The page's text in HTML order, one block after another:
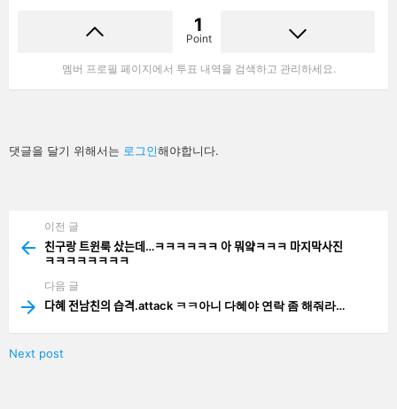
1
Point
멤버 프로필 페이지에서 투표 내역을 검색하고 관리하세요.
답
글
댓글을 달기 위해서는 로그인해야합니다.
more
이전 글
친구랑 트윈룩 샀는데…ㅋㅋㅋㅋㅋㅋ 아 뭐얔ㅋㅋㅋ 마지막사진
ㅋㅋㅋㅋㅋㅋㅋㅋ
다음 글
다혜 전남친의 습격.attack ㅋㅋ아니 다혜야 연락 좀 해줘라…
Next post